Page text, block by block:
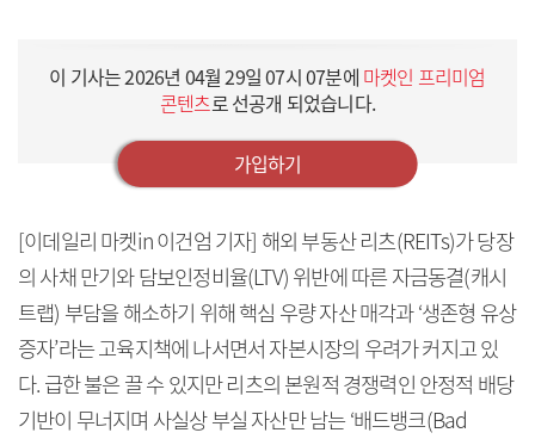
이 기사는2026년 04월 29일 07시 07분에 마켓인 프리미엄
콘텐츠로 선공개 되었습니다.
가입하기
[이데일리 마켓in 이건엄 기자] 해외 부동산 리츠(REITs)가 당장
의 사채 만기와 담보인정비율(LTV) 위반에 따른 자금동결(캐시
트랩) 부담을 해소하기 위해 핵심 우량 자산 매각과 ‘생존형 유상
증자’라는 고육지책에 나서면서 자본시장의 우려가 커지고 있
다. 급한 불은 끌 수 있지만 리츠의 본원적 경쟁력인 안정적 배당
기반이 무너지며 사실상 부실 자산만 남는 ‘배드뱅크(Bad